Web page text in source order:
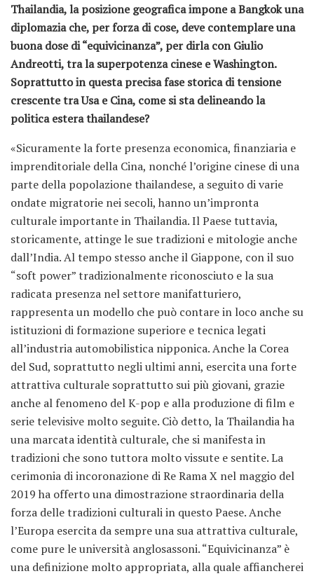
Thailandia, la posizione geografica impone a Bangkok una
diplomazia che, per forza di cose, deve contemplare una
buona dose di “equivicinanza”, per dirla con Giulio
Andreotti, tra la superpotenza cinese e Washington.
Soprattutto in questa precisa fase storica di tensione
crescente tra Usa e Cina, come si sta delineando la
politica estera thailandese?
«Sicuramente la forte presenza economica, finanziaria e
imprenditoriale della Cina, nonché l’origine cinese di una
parte della popolazione thailandese, a seguito di varie
ondate migratorie nei secoli, hanno un’impronta
culturale importante in Thailandia. Il Paese tuttavia,
storicamente, attinge le sue tradizioni e mitologie anche
dall’India. Al tempo stesso anche il Giappone, con il suo
“soft power” tradizionalmente riconosciuto e la sua
radicata presenza nel settore manifatturiero,
rappresenta un modello che può contare in loco anche su
istituzioni di formazione superiore e tecnica legati
all’industria automobilistica nipponica. Anche la Corea
del Sud, soprattutto negli ultimi anni, esercita una forte
attrattiva culturale soprattutto sui più giovani, grazie
anche al fenomeno del K-pop e alla produzione di film e
serie televisive molto seguite. Ciò detto, la Thailandia ha
una marcata identità culturale, che si manifesta in
tradizioni che sono tuttora molto vissute e sentite. La
cerimonia di incoronazione di Re Rama X nel maggio del
2019 ha offerto una dimostrazione straordinaria della
forza delle tradizioni culturali in questo Paese. Anche
l’Europa esercita da sempre una sua attrattiva culturale,
come pure le università anglosassoni. “Equivicinanza” è
una definizione molto appropriata, alla quale affiancherei